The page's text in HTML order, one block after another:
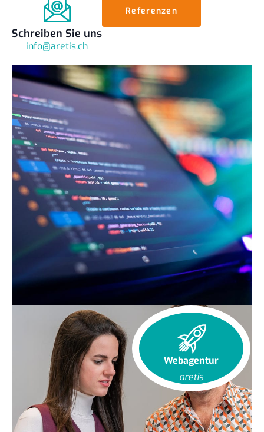
Schreiben Sie uns
info@aretis.ch
Referenzen
Webagentur
aretis